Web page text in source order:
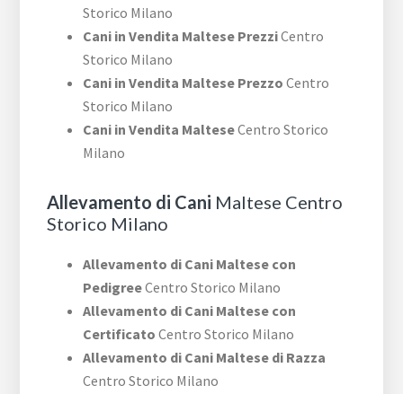
Storico Milano
Cani in Vendita Maltese PrezziCentro
Storico Milano
Cani in Vendita Maltese Prezzo Centro
Storico Milano
Cani in Vendita MalteseCentro Storico
Milano
Allevamento di Cani Maltese Centro
Storico Milano
Allevamento di Cani Maltese con
PedigreeCentro Storico Milano
Allevamento di Cani Maltese con
Certificato Centro Storico Milano
Allevamento di Cani Maltese di Razza
Centro Storico Milano